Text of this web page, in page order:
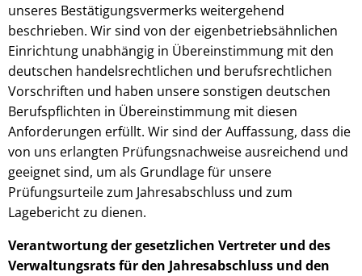
unseres Bestätigungsvermerks weitergehend
beschrieben. Wir sind von der eigenbetriebsähnlichen
Einrichtung unabhängig in Übereinstimmung mit den
deutschen handelsrechtlichen und berufsrechtlichen
Vorschriften und haben unsere sonstigen deutschen
Berufspflichten in Übereinstimmung mit diesen
Anforderungen erfüllt. Wir sind der Auffassung, dass die
von uns erlangten Prüfungsnachweise ausreichend und
geeignet sind, um als Grundlage für unsere
Prüfungsurteile zum Jahresabschluss und zum
Lagebericht zu dienen.
Verantwortung der gesetzlichen Vertreter und des
Verwaltungsrats für den Jahresabschluss und den